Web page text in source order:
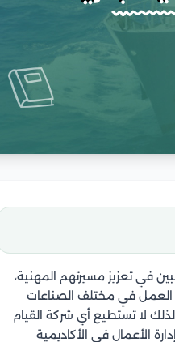
في تعزيز مسيرتهم المهنية،
العمل في مختلف الصناعات
لا تستطيع أي شركة القيام
الأعمال في الأكاديمية